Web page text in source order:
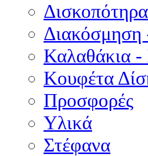
Διακόσμηση
Καλαθάκια -
Κουφέτα
Προσφορές
Υλικά
Στέφανα